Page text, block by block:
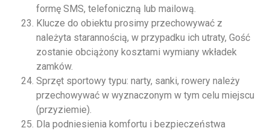
formę SMS, telefoniczną lub mailową.
Klucze do obiektu prosimy przechowywać z
należyta starannością, w przypadku ich utraty, Gość
zostanie obciążony kosztami wymiany wkładek
zamków.
Sprzęt sportowy typu: narty, sanki, rowery należy
przechowywać w wyznaczonym w tym celu miejscu
(przyziemie).
Dla podniesienia komfortu i bezpieczeństwa